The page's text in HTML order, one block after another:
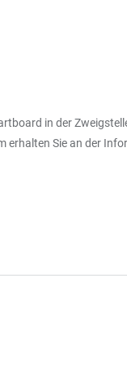
in der
erhalten Sie an der